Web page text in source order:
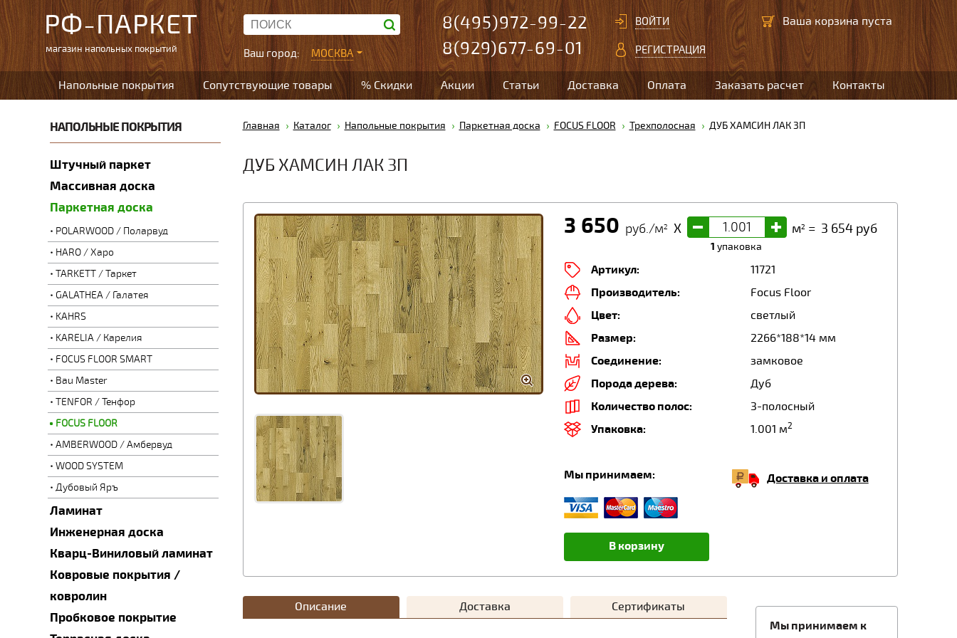
РФ-ПАРКЕТ
магазин напольных покрытий Ваш город: МОСКВА
8(495)972-99-22
8(929)677-69-01
ВОЙТИ
РЕГИСТРАЦИЯ
Ваша корзина пуста
Напольные покрытия Сопутствующие товары % Скидки Акции Статьи Доставка Оплата Заказать расчет Контакты
НАПОЛЬНЫЕ ПОКРЫТИЯ
Штучный паркет
Массивная доска
Паркетная доска
POLARWOOD / Поларвуд
HARO / Харо
TARKETT / Таркет
GALATHEA / Галатея
KAHRS
KARELIA / Карелия
FOCUS FLOOR SMART
Bau Master
TENFOR / Тенфор
FOCUS FLOOR
AMBERWOOD / Амбервуд
WOOD SYSTEM
Дубовый Яръ
Ламинат
Инженерная доска
Кварц-Виниловый ламинат
Ковровые покрытия /
ковролин
Пробковое покрытие
Главная Каталог Напольные покрытия Паркетная доска FOCUS FLOOR Трехполосная ДУБ ХАМСИН ЛАК 3П
ДУБ ХАМСИН ЛАК 3П
3 650 руб./м2 X - +
1 упаковка
м2 = 3 654руб
Артикул:
11721
Производитель:
Focus Floor
Цвет:
светлый
Размер:
2266*188*14 мм
Соединение:
замковое
Порода дерева:
Дуб
Количество полос:
3-полосный
Упаковка:
1.001 м2
Мы принимаем: Доставка и оплата
В корзину
Описание Доставка
Сертификаты
Мы принимаем к